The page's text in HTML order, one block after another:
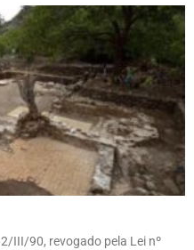
III/90, revogado pela Lei nº